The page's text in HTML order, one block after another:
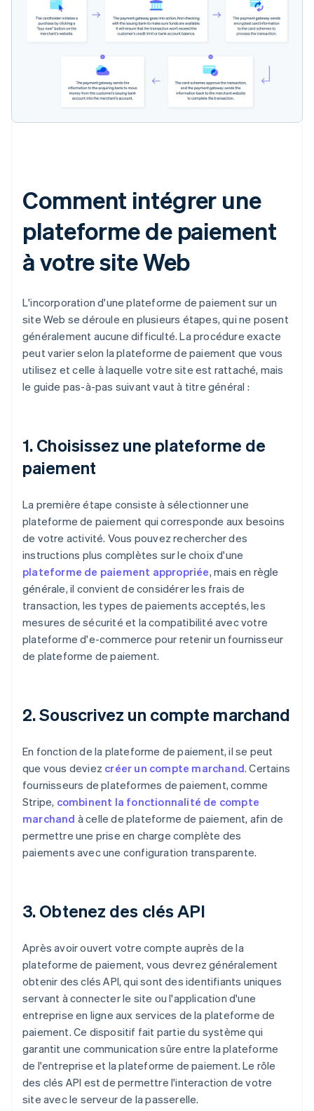
Comment intégrer une
plateforme de paiement
à votre site Web
L'incorporation d'une plateforme de paiement sur un
site Web se déroule en plusieurs étapes, qui ne posent
généralement aucune difficulté. La procédure exacte
peut varier selon la plateforme de paiement que vous
utilisez et celle à laquelle votre site est rattaché, mais
le guide pas-à-pas suivant vaut à titre général :
1. Choisissez une plateforme de
paiement
La première étape consiste à sélectionner une
plateforme de paiement qui corresponde aux besoins
de votre activité. Vous pouvez rechercher des
instructions plus complètes sur le choix d'une
plateforme de paiement appropriée, mais en règle
générale, il convient de considérer les frais de
transaction, les types de paiements acceptés, les
mesures de sécurité et la compatibilité avec votre
plateforme d'e-commerce pour retenir un fournisseur
de plateforme de paiement.
2. Souscrivez un compte marchand
En fonction de la plateforme de paiement, il se peut
que vous deviez créer un compte marchand. Certains
fournisseurs de plateformes de paiement, comme
Stripe, combinent la fonctionnalité de compte
marchand à celle de plateforme de paiement, afin de
permettre une prise en charge complète des
paiements avec une configuration transparente.
3. Obtenez des clés API
Après avoir ouvert votre compte auprès de la
plateforme de paiement, vous devrez généralement
obtenir des clés API, qui sont des identifiants uniques
servant à connecter le site ou l'application d'une
entreprise en ligne aux services de la plateforme de
paiement. Ce dispositif fait partie du système qui
garantit une communication sûre entre la plateforme
de l'entreprise et la plateforme de paiement. Le rôle
des clés API est de permettre l'interaction de votre
site avec le serveur de la passerelle.